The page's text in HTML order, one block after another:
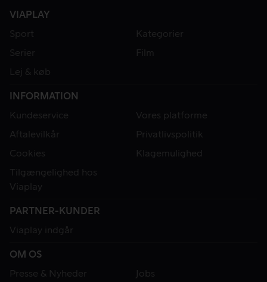
VIAPLAY
Sport
Kategorier
Serier
Film
Lej & køb
INFORMATION
Kundeservice
Vores platforme
Aftalevilkår
Privatlivspolitik
Cookies
Klagemulighed
Tilgængelighed hos
Viaplay
PARTNER-KUNDER
Viaplay indgår
OM OS
Presse & Nyheder
Jobs